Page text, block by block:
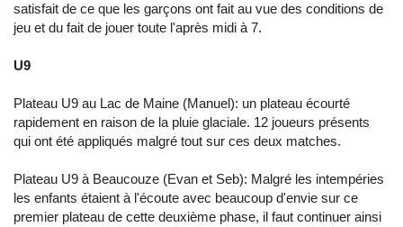
satisfait de ce que les garçons ont fait au vue des conditions de
jeu et du fait de jouer toute l'après midi à 7.
U9
Plateau U9 au Lac de Maine (Manuel): un plateau écourté
rapidement en raison de la pluie glaciale. 12 joueurs présents
qui ont été appliqués malgré tout sur ces deux matches.
Plateau U9 à Beaucouze (Evan et Seb): Malgré les intempéries
les enfants étaient à l'écoute avec beaucoup d'envie sur ce
premier plateau de cette deuxième phase, il faut continuer ainsi